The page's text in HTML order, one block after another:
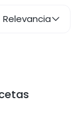
Relevancia